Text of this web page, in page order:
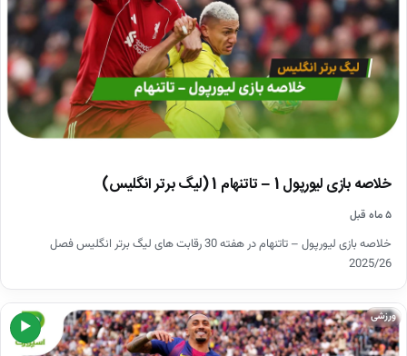
خلاصه بازی لیورپول 1 – تاتنهام 1 (لیگ برتر انگلیس)
۵ ماه قبل
خلاصه بازی لیورپول – تاتنهام در هفته 30 رقابت های لیگ برتر انگلیس فصل
2025/26
▶
ورزشی